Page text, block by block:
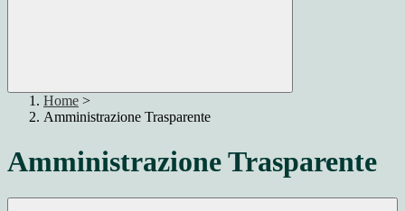
Home >
Amministrazione Trasparente
Amministrazione Trasparente